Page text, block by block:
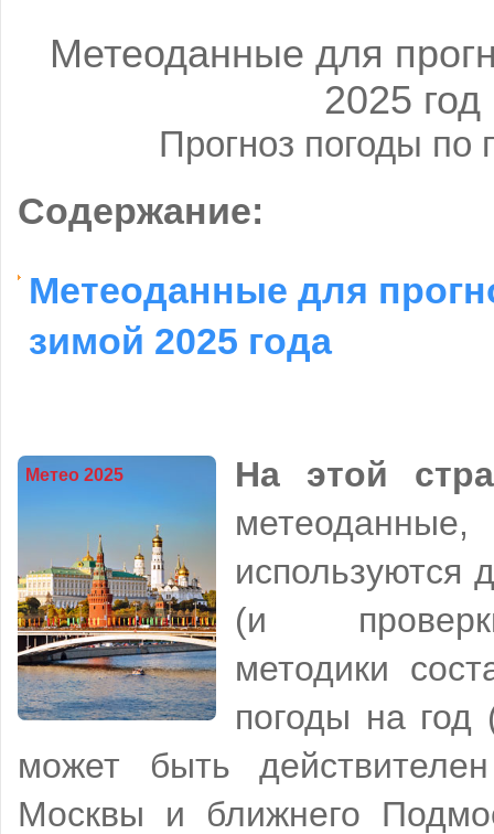
Метеоданные для
2025 год
Прогноз погоды по
Содержание:
Метеоданные для
зимой 2025 года
Метео 2025
На этой
используются
(и
методики
погоды на год
может быть
Москвы и ближнего